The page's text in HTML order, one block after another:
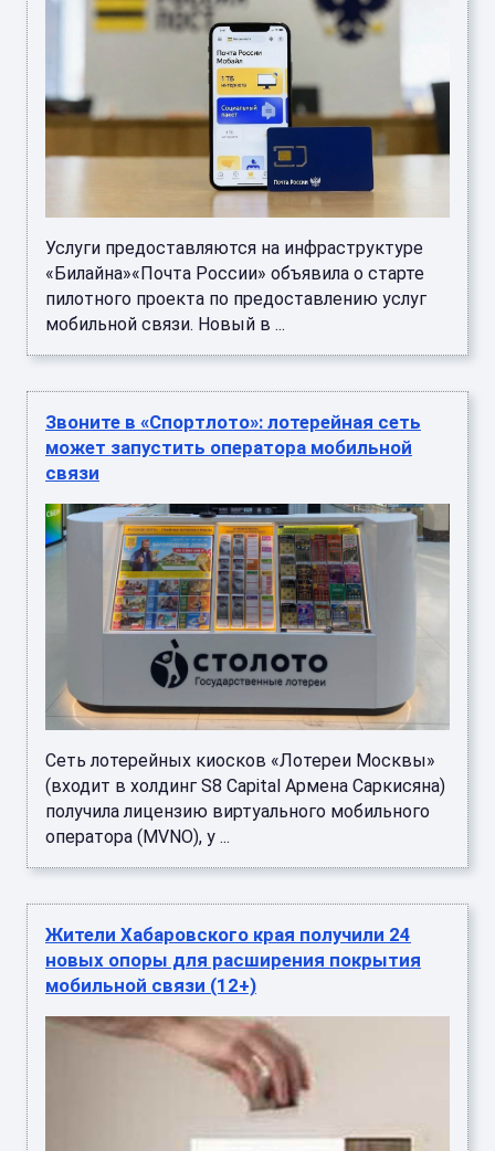
Услуги предоставляются на инфраструктуре
«Билайна»«Почта России» объявила о старте
пилотного проекта по предоставлению услуг
мобильной связи. Новый в ...
Звоните в «Спортлото»: лотерейная сеть
может запустить оператора мобильной
связи
Сеть лотерейных киосков «Лотереи Москвы»
(входит в холдинг S8 Capital Армена Саркисяна)
получила лицензию виртуального мобильного
оператора (MVNO), у ...
Жители Хабаровского края получили 24
новых опоры для расширения покрытия
мобильной связи (12+)